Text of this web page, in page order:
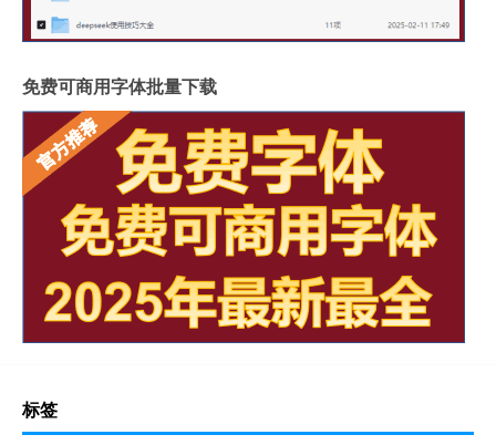
免费可商用字体批量下载
标签